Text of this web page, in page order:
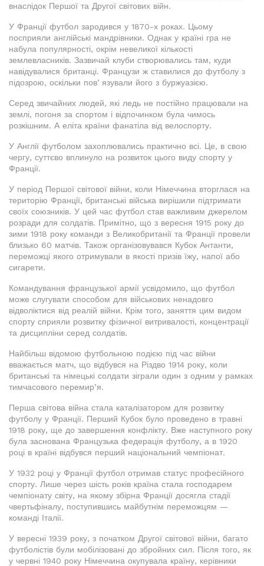
внаслідок Першої та Другої світових війн.
У Франції футбол зародився у 1870-х роках. Цьому
посприяли англійські мандрівники. Однак у країні гра не
набула популярності, окрім невеликої кількості
землевласників. Зазвичай клуби створювались там, куди
навідувалися британці. Французи ж ставилися до футболу з
підозрою, оскільки повʼязували його з буржуазією.
Серед звичайних людей, які ледь не постійно працювали на
землі, погоня за спортом і відпочинком була чимось
розкішним. А еліта країни фанатіла від велоспорту.
У Англії футболом захоплювались практично всі. Це, в свою
чергу, суттєво вплинуло на розвиток цього виду спорту у
Франції.
У період Першої світової війни, коли Німеччина вторглася на
територію Франції, британські війська вирішили підтримати
своїх союзників. У цей час футбол став важливим джерелом
розради для солдатів. Примітно, що з вересня 1915 року до
зими 1918 року команди з Великобританії та Франції провели
близько 60 матчів. Також організовувався Кубок Антанти,
переможці якого отримували в якості призів їжу, напої або
сигарети.
Командування французької армії усвідомило, що футбол
може слугувати способом для військових ненадовго
відволіктися від реалій війни. Крім того, заняття цим видом
спорту сприяли розвитку фізичної витривалості, концентрації
та дисципліни серед солдатів.
Найбільш відомою футбольною подією під час війни
вважається матч, що відбувся на Різдво 1914 року, коли
британські та німецькі солдати зіграли один з одним у рамках
тимчасового перемир’я.
Перша світова війна стала каталізатором для розвитку
футболу у Франції. Перший Кубок було проведено в травні
1918 року, ще до завершення конфлікту. Вже наступного року
була заснована Французька федерація футболу, а в 1920
році в країні відбувся перший національний чемпіонат.
У 1932 році у Франції футбол отримав статус професійного
спорту. Лише через шість років країна стала господарем
чемпіонату світу, на якому збірна Франції досягла стадії
чвертьфіналу, поступившись майбутнім переможцям —
команді Італії.
У вересні 1939 року, з початком Другої світової війни, багато
футболістів були мобілізовані до збройних сил. Після того, як
у червні 1940 року Німеччина окупувала країну, керівники